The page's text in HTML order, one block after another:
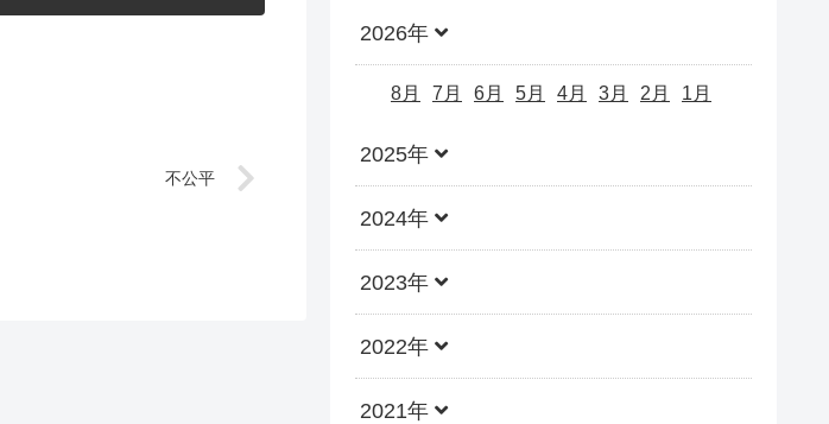
不公平
2026年
8月 7月 6月 5月 4月 3月 2月 1月
2025年
2024年
2023年
2022年
2021年